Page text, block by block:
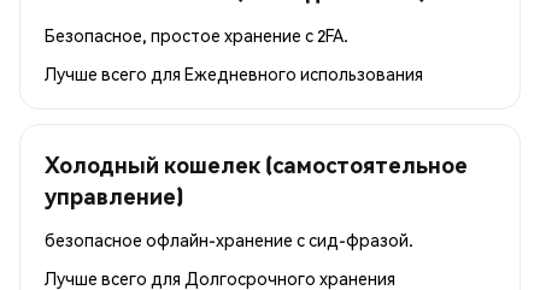
Безопасное, простое хранение с 2FA.
Лучше всего для Ежедневного использования
Холодный кошелек (самостоятельное
управление)
безопасное офлайн-хранение с сид-фразой.
Лучше всего для Долгосрочного хранения